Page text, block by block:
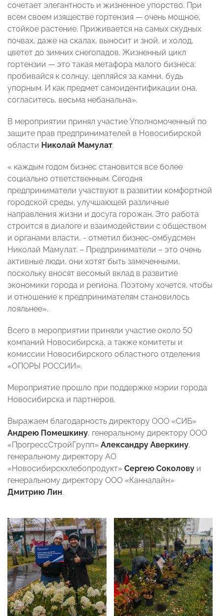
сочетает элегантность и жизненное упорство. При
всем своем изяществе гортензия — очень мощное,
стойкое растение. Приживается на самых скудных
почвах, даже на скалах, выносит и зной, и холод,
цветет до зимних снегопадов. Жизненный цикл
гортензии — это такая метафора малого бизнеса:
пробивайся к солнцу, цепляйся за камни, будь
упорным. И как предмет самоидентификации она,
согласитесь, весьма небанальна».
В мероприятии принял участие Уполномоченный по
защите прав предпринимателей в Новосибирской
области Николай Мамулат.
« каждым годом бизнес становится все более
социально ответственным. Сегодня
предприниматели участвуют в развитии комфортной
городской среды, улучшающей различные
направления жизни и досуга горожан. Это работа
строится в диалоге и взаимодействии с обществом
и органами власти, - отметил бизнес-омбудсмен
Николай Мамулат. – Предприниматели – это очень
активные люди, они хотят быть замеченными,
поскольку вносят весомый вклад в развитие
экономики города и региона. Поэтому хочется, чтобы
и отношение к предпринимателям становилось
лояльнее».
Всего в мероприятии приняли участие около 50
компаний Новосибирска, а также комитеты и
комиссии Новосибирского областного отделения
«ОПОРЫ РОССИИ».
Мероприятие прошло при поддержке мэрии города
Новосибирска и партнеров.
Выражаем благодарность директору ООО «СИБ»
Андрею Помешкину, генеральному директору ООО
«ПрогрессСтройГрупп» Александру Аверкину,
генеральному директору АО
«Новосибирскхлебопродукт» Сергею Соколову и
генеральному директору ООО «Канналайн»
Дмитрию Лин.